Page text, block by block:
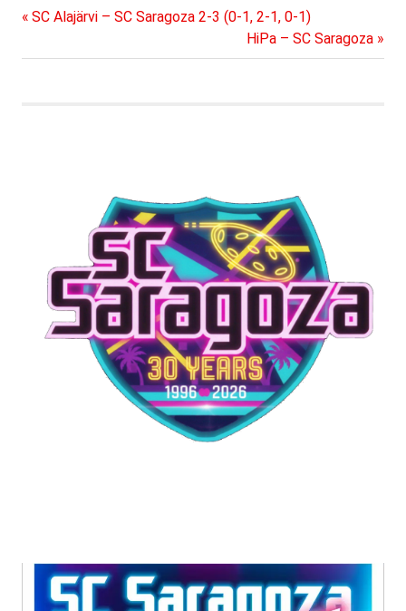
Artikkelien
selaus
Previous
SC Alajärvi – SC Saragoza 2-3 (0-1, 2-1, 0-1)
Next
Post:
HiPa – SC Saragoza